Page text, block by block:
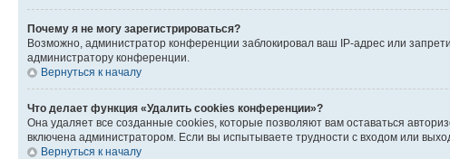
Почему я не могу зарегистрироваться?
Возможно, администратор конференции заблокировал ваш IP-адрес или
администратору конференции.
Вернуться к началу
Что делает функция «Удалить cookies конференции»?
Она удаляет все созданные cookies, которые позволяют вам оставаться
включена администратором. Если вы испытываете трудности с входом или
Вернуться к началу